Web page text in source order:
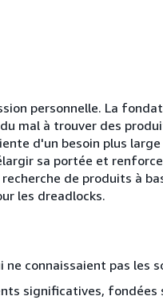
personnelle. La
mal à trouver des
d'un besoin plus
sa portée et
de produits à
les dreadlocks.
connaissaient pas les
significatives, fondées